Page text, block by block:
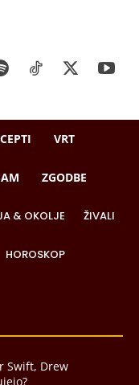
VRT
ZGODBE
& OKOLJE ŽIVALI
HOROSKOP
Swift, Drew